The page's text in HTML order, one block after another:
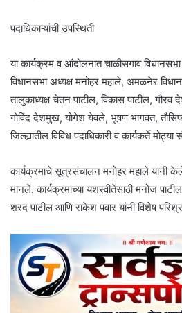
पदाधिकाऱ्यांची उपस्थिती
या कार्यक्रम व आंदोलनात चाळीसगाव
विधानसभा अध्यक्ष मनोहर महाले, अमळनेर
तालुकाध्यक्ष चेतन पाटील, विकास पाटील,
गोविंद देशमुख, योगेश येवले, भूषण भागवत, तौसिफ
जिल्ह्यातील विविध पदाधिकारी व कार्यकर्ते
कार्यक्रमाचे सूत्रसंचालन मनोहर महाले यांनी
मानले. कार्यक्रमाच्या यशस्वीतेसाठी मनोज
शरद पाटील आणि राकेश पवार यांनी विशेष